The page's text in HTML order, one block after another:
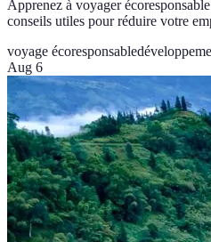
Apprenez à voyager
conseils utiles pour réduire votre
voyage écoresponsable
Aug 6